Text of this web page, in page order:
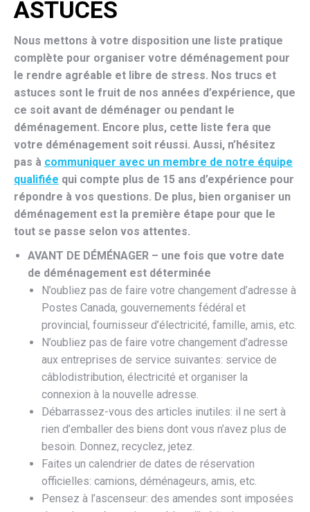
ASTUCES
Nous mettons à votre disposition une liste pratique
complète pour organiser votre déménagement pour
le rendre agréable et libre de stress. Nos trucs et
astuces sont le fruit de nos années d’expérience, que
ce soit avant de déménager ou pendant le
déménagement. Encore plus, cette liste fera que
votre déménagement soit réussi. Aussi, n’hésitez
pas à communiquer avec un membre de notre équipe
qualifiée qui compte plus de 15 ans d’expérience pour
répondre à vos questions. De plus, bien organiser un
déménagement est la première étape pour que le
tout se passe selon vos attentes.
AVANT DE DÉMÉNAGER – une fois que votre date
de déménagement est déterminée
N’oubliez pas de faire votre changement d’adresse à
Postes Canada, gouvernements fédéral et
provincial, fournisseur d’électricité, famille, amis, etc.
N’oubliez pas de faire votre changement d’adresse
aux entreprises de service suivantes: service de
câblodistribution, électricité et organiser la
connexion à la nouvelle adresse.
Débarrassez-vous des articles inutiles: il ne sert à
rien d’emballer des biens dont vous n’avez plus de
besoin. Donnez, recyclez, jetez.
Faites un calendrier de dates de réservation
officielles: camions, déménageurs, amis, etc.
Pensez à l’ascenseur: des amendes sont imposées